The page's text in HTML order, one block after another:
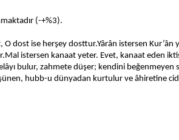
(-+%3).
O dost ise herşey dosttur.Yârân istersen Kur’ân
Mal istersen kanaat yeter. Evet, kanaat eden
bulur, zahmete düşer; kendini beğenmeyen
hubb-u dünyadan kurtulur ve âhiretine